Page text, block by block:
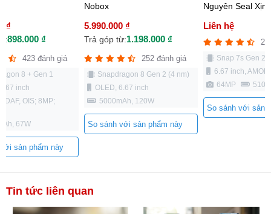
₫
898.000 ₫
423 đánh giá
8 + Gen 1
inch
OIS; 8MP;
67W
sản phẩm này
Nobox
5.990.000 ₫
Trả góp từ:1.198.000 ₫
252 đánh giá
Snapdragon 8 Gen 2 (4 nm)
OLED, 6.67 inch
5000mAh, 120W
So sánh với sản phẩm này
Nguyên Seal Xịn
Liên hệ
Snap 7s Gen 2
6.67 inch,
64MP
So sánh với sản
Tin tức liên quan